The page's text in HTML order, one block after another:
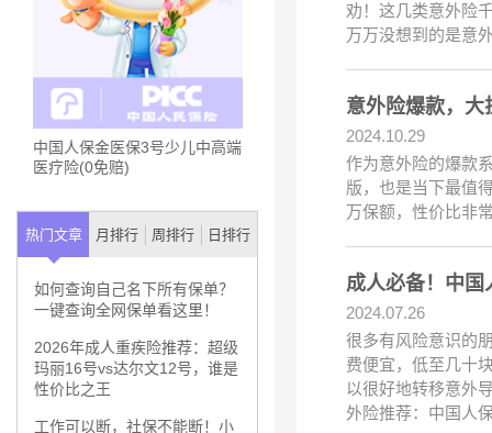
中国人保金医保3号少儿中高端
医疗险(0免赔)
热门文章 月排行 周排行 日排行
如何查询自己名下所有保单？
一键查询全网保单看这里！
2026年成人重疾险推荐：超级
玛丽16号vs达尔文12号，谁是
性价比之王
工作可以断，社保不能断！小
劝！这几类意外险
万万没想到的是意
意外险爆款，大
2024.10.29
作为意外险的爆款
版，也是当下最值
万保额，性价比非
成人必备！中国
2024.07.26
很多有风险意识的
费便宜，低至几十
以很好地转移意外
外险推荐：中国人